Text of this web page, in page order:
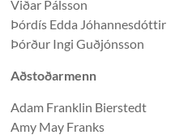
Viðar Pálsson
Þórdís Edda Jóhannesdóttir
Þórður Ingi Guðjónsson
Aðstoðarmenn
Adam Franklin Bierstedt
Amy May Franks